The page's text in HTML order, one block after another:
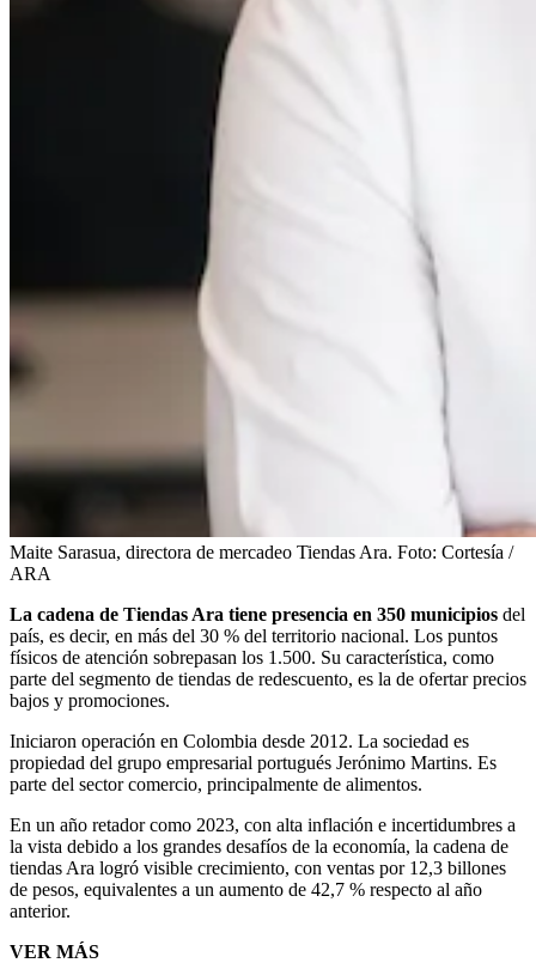
Maite Sarasua, directora de mercadeo Tiendas Ara. Foto: Cortesía /
ARA
La cadena de Tiendas Ara tiene presencia en 350 municipios del
país, es decir, en más del 30 % del territorio nacional. Los puntos
físicos de atención sobrepasan los 1.500. Su característica, como
parte del segmento de tiendas de redescuento, es la de ofertar precios
bajos y promociones.
Iniciaron operación en Colombia desde 2012. La sociedad es
propiedad del grupo empresarial portugués Jerónimo Martins. Es
parte del sector comercio, principalmente de alimentos.
En un año retador como 2023, con alta inflación e incertidumbres a
la vista debido a los grandes desafíos de la economía, la cadena de
tiendas Ara logró visible crecimiento, con ventas por 12,3 billones
de pesos, equivalentes a un aumento de 42,7 % respecto al año
anterior.
VER MÁS